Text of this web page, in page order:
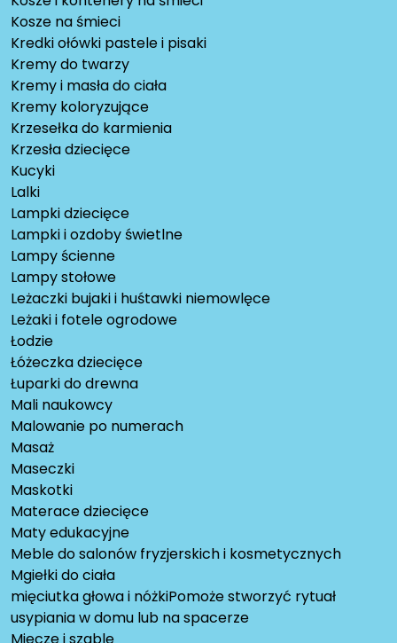
Kosze na śmieci
Kredki ołówki pastele i pisaki
Kremy do twarzy
Kremy i masła do ciała
Kremy koloryzujące
Krzesełka do karmienia
Krzesła dziecięce
Kucyki
Lalki
Lampki dziecięce
Lampki i ozdoby świetlne
Lampy ścienne
Lampy stołowe
Leżaczki bujaki i huśtawki niemowlęce
Leżaki i fotele ogrodowe
Łodzie
Łóżeczka dziecięce
Łuparki do drewna
Mali naukowcy
Malowanie po numerach
Masaż
Maseczki
Maskotki
Materace dziecięce
Maty edukacyjne
Meble do salonów fryzjerskich i kosmetycznych
Mgiełki do ciała
mięciutka głowa i nóżkiPomoże stworzyć rytuał
usypiania w domu lub na spacerze